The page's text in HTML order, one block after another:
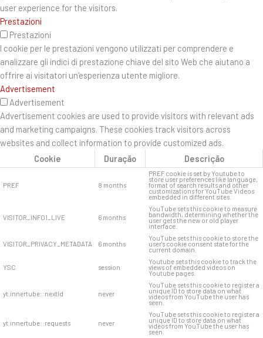
user experience for the visitors.
Prestazioni
Prestazioni
I cookie per le prestazioni vengono utilizzati per comprendere e
analizzare gli indici di prestazione chiave del sito Web che aiutano a
offrire ai visitatori un'esperienza utente migliore.
Advertisement
Advertisement
Advertisement cookies are used to provide visitors with relevant ads
and marketing campaigns. These cookies track visitors across
websites and collect information to provide customized ads.
Cookie
Duração Descrição
PREF 8 months
PREF cookie is set by Youtube to
store user preferences like language,
format of search results and other
customizations for YouTube Videos
embedded in different sites.
VISITOR_INFO1_LIVE 6 months
YouTube sets this cookie to measure
bandwidth, determining whether the
user gets the new or old player
interface.
VISITOR_PRIVACY_METADATA 6 months
YouTube sets this cookie to store the
user's cookie consent state for the
current domain.
YSC session
Youtube sets this cookie to track the
views of embedded videos on
Youtube pages.
yt.innertube::nextId never
YouTube sets this cookie to register a
unique ID to store data on what
videos from YouTube the user has
seen.
yt.innertube::requests never
YouTube sets this cookie to register a
unique ID to store data on what
videos from YouTube the user has
seen.